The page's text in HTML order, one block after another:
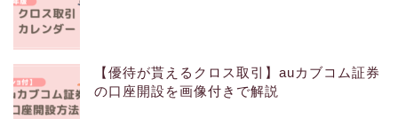
【優待が貰えるクロス取引】auカブコム証券
の口座開設を画像付きで解説